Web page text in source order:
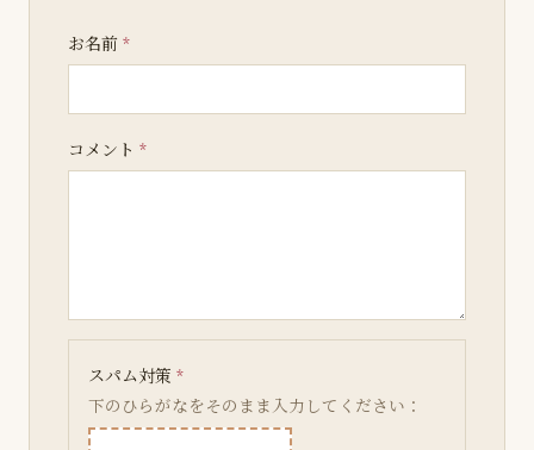
お名前 *
コメント *
スパム対策 *
下のひらがなをそのまま入力してください：